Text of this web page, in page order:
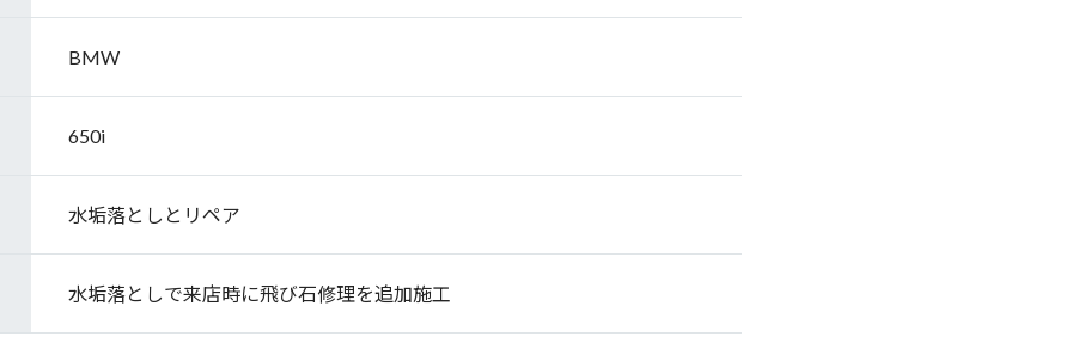
BMW
650i
水垢落としとリペア
水垢落としで来店時に飛び石修理を追加施工